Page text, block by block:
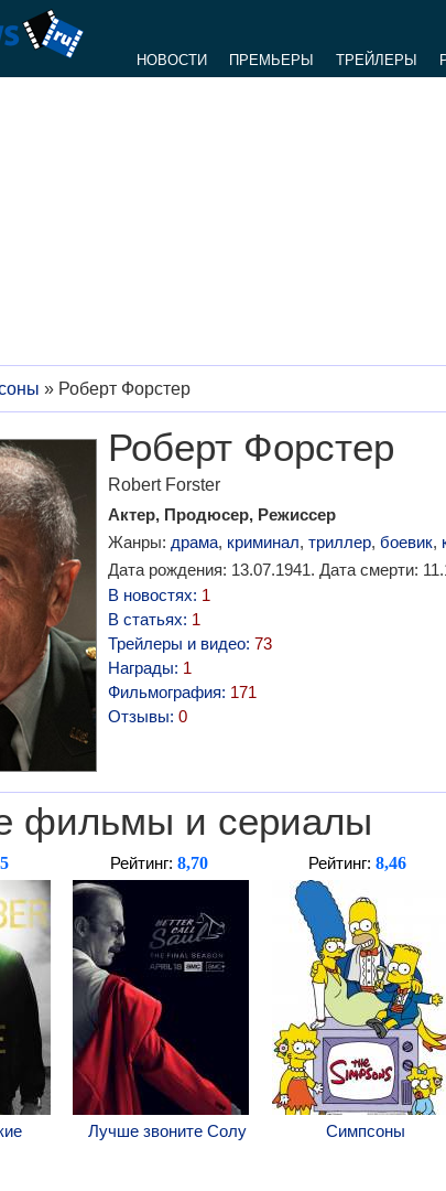
НОВОСТИ ПРЕМЬЕРЫ ТРЕЙЛЕРЫ
» Роберт Форстер
Роберт Форстер
Robert Forster
Актер, Продюсер, Режиссер
Жанры: драма, криминал, триллер, боевик,
Дата рождения: 13.07.1941. Дата смерти:
В новостях: 1
В статьях: 1
Трейлеры и видео: 73
Награды: 1
Фильмография: 171
Отзывы: 0
фильмы и сериалы
Рейтинг: 8,70
Лучше звоните Солу
Рейтинг:8,46
Симпсоны